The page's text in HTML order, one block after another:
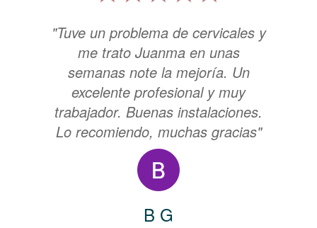
"Tuve un problema de cervicales y
me trato Juanma en unas
semanas note la mejoría. Un
excelente profesional y muy
trabajador. Buenas instalaciones.
Lo recomiendo, muchas gracias"
B G